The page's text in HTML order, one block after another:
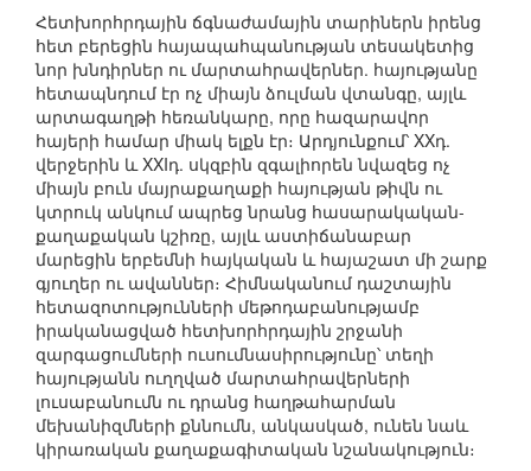
Հետխորհրդային ճգնաժամային տարիներն իրենց
հետ բերեցին հայապահպանության տեսակետից
նոր խնդիրներ ու մարտահրավերներ. հայությանը
հետապնդում էր ոչ միայն ձուլման վտանգը, այլև
արտագաղթի հեռանկարը, որը հազարավոր
հայերի համար միակ ելքն էր։ Արդյունքում՝ XXդ.
վերջերին և XXIդ. սկզբին զգալիորեն նվազեց ոչ
միայն բուն մայրաքաղաքի հայության թիվն ու
կտրուկ անկում ապրեց նրանց հասարակական-
քաղաքական կշիռը, այլև աստիճանաբար
մարեցին երբեմնի հայկական և հայաշատ մի շարք
գյուղեր ու ավաններ։ Հիմնականում դաշտային
հետազոտությունների մեթոդաբանությամբ
իրականացված հետխորհրդային շրջանի
զարգացումների ուսումնասիրությունը՝ տեղի
հայությանն ուղղված մարտահրավերների
լուսաբանումն ու դրանց հաղթահարման
մեխանիզմների քննումն, անկասկած, ունեն նաև
կիրառական քաղաքագիտական նշանակություն։